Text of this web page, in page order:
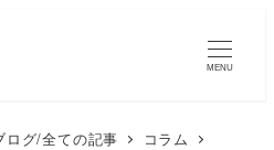
MENU
ログ/全ての記事
コラム